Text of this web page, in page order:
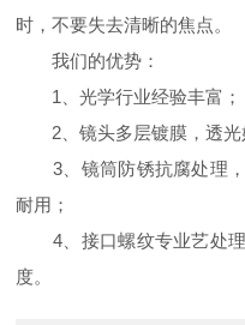
时，不要失去清晰的焦点。
我们的优势：
1、光学行业经验丰富；
2、镜头多层镀膜，透光
3、镜筒防锈抗腐处理，
耐用；
4、接口螺纹专业艺处理
度。